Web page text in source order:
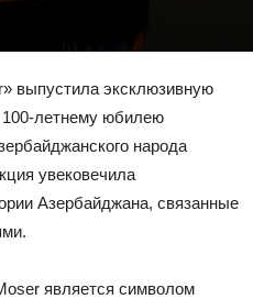
выпустила эксклюзивную
летнему юбилею
народа
увековечила
Азербайджана, связанные
является символом